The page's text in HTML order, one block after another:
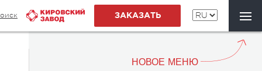
НОВОЕ МЕНЮ
ЗАКАЗАТЬ